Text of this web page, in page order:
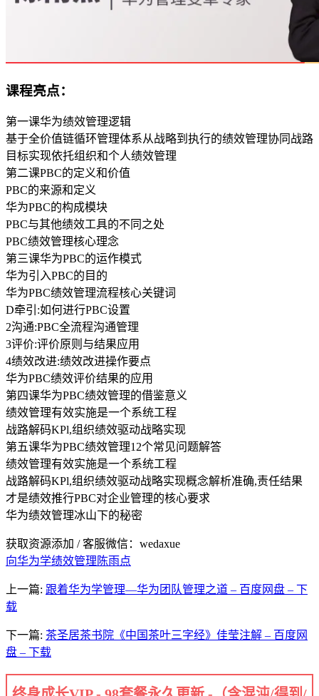
课程亮点：
第一课华为绩效管理逻辑
基于全价值链循环管理体系从战略到执行的绩效管理协同战路
目标实现依托组织和个人绩效管理
第二课PBC的定义和价值
PBC的来源和定义
华为PBC的构成模块
PBC与其他绩效工具的不同之处
PBC绩效管理核心理念
第三课华为PBC的运作模式
华为引入PBC的目的
华为PBC绩效管理流程核心关键词
D牵引:如何进行PBC设置
2沟通:PBC全流程沟通管理
3评价:评价原则与结果应用
4绩效改进:绩效改进操作要点
华为PBC绩效评价结果的应用
第四课华为PBC绩效管理的借鉴意义
绩效管理有效实施是一个系统工程
战路解码KPl,组织绩效驱动战略实现
第五课华为PBC绩效管理12个常见问题解答
绩效管理有效实施是一个系统工程
战路解码KPl,组织绩效驱动战略实现概念解析准确,责任结果
才是绩效推行PBC对企业管理的核心要求
华为绩效管理冰山下的秘密
获取资源添加 / 客服微信：wedaxue
向华为学绩效管理 陈雨点
上一篇: 跟着华为学管理—华为团队管理之道 – 百度网盘 – 下
载
下一篇: 茶圣居茶书院《中国茶叶三字经》佳莹注解 – 百度网
盘 – 下载